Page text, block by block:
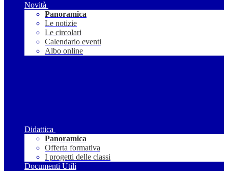
Novità
Panoramica
Le notizie
Le circolari
Calendario eventi
Albo online
Didattica
Panoramica
Offerta formativa
I progetti delle classi
Documenti Utili